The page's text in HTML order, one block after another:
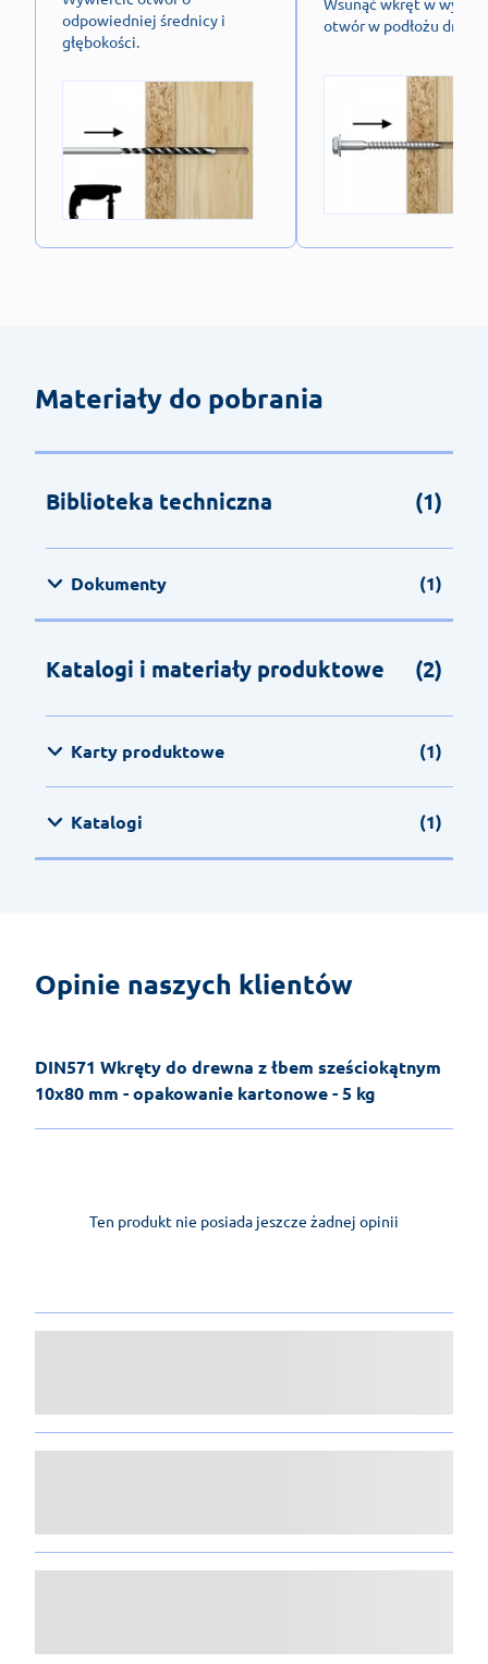
odpowiedniej średnicy i
głębokości.
otwór w podłożu
Materiały do pobrania
Biblioteka techniczna (1)
Dokumenty (1)
Katalogi i materiały produktowe (2)
Karty produktowe (1)
Katalogi (1)
Opinie naszych klientów
DIN571 Wkręty do drewna z łbem sześciokątnym
10x80 mm - opakowanie kartonowe - 5 kg
Ten produkt nie posiada jeszcze żadnej opinii